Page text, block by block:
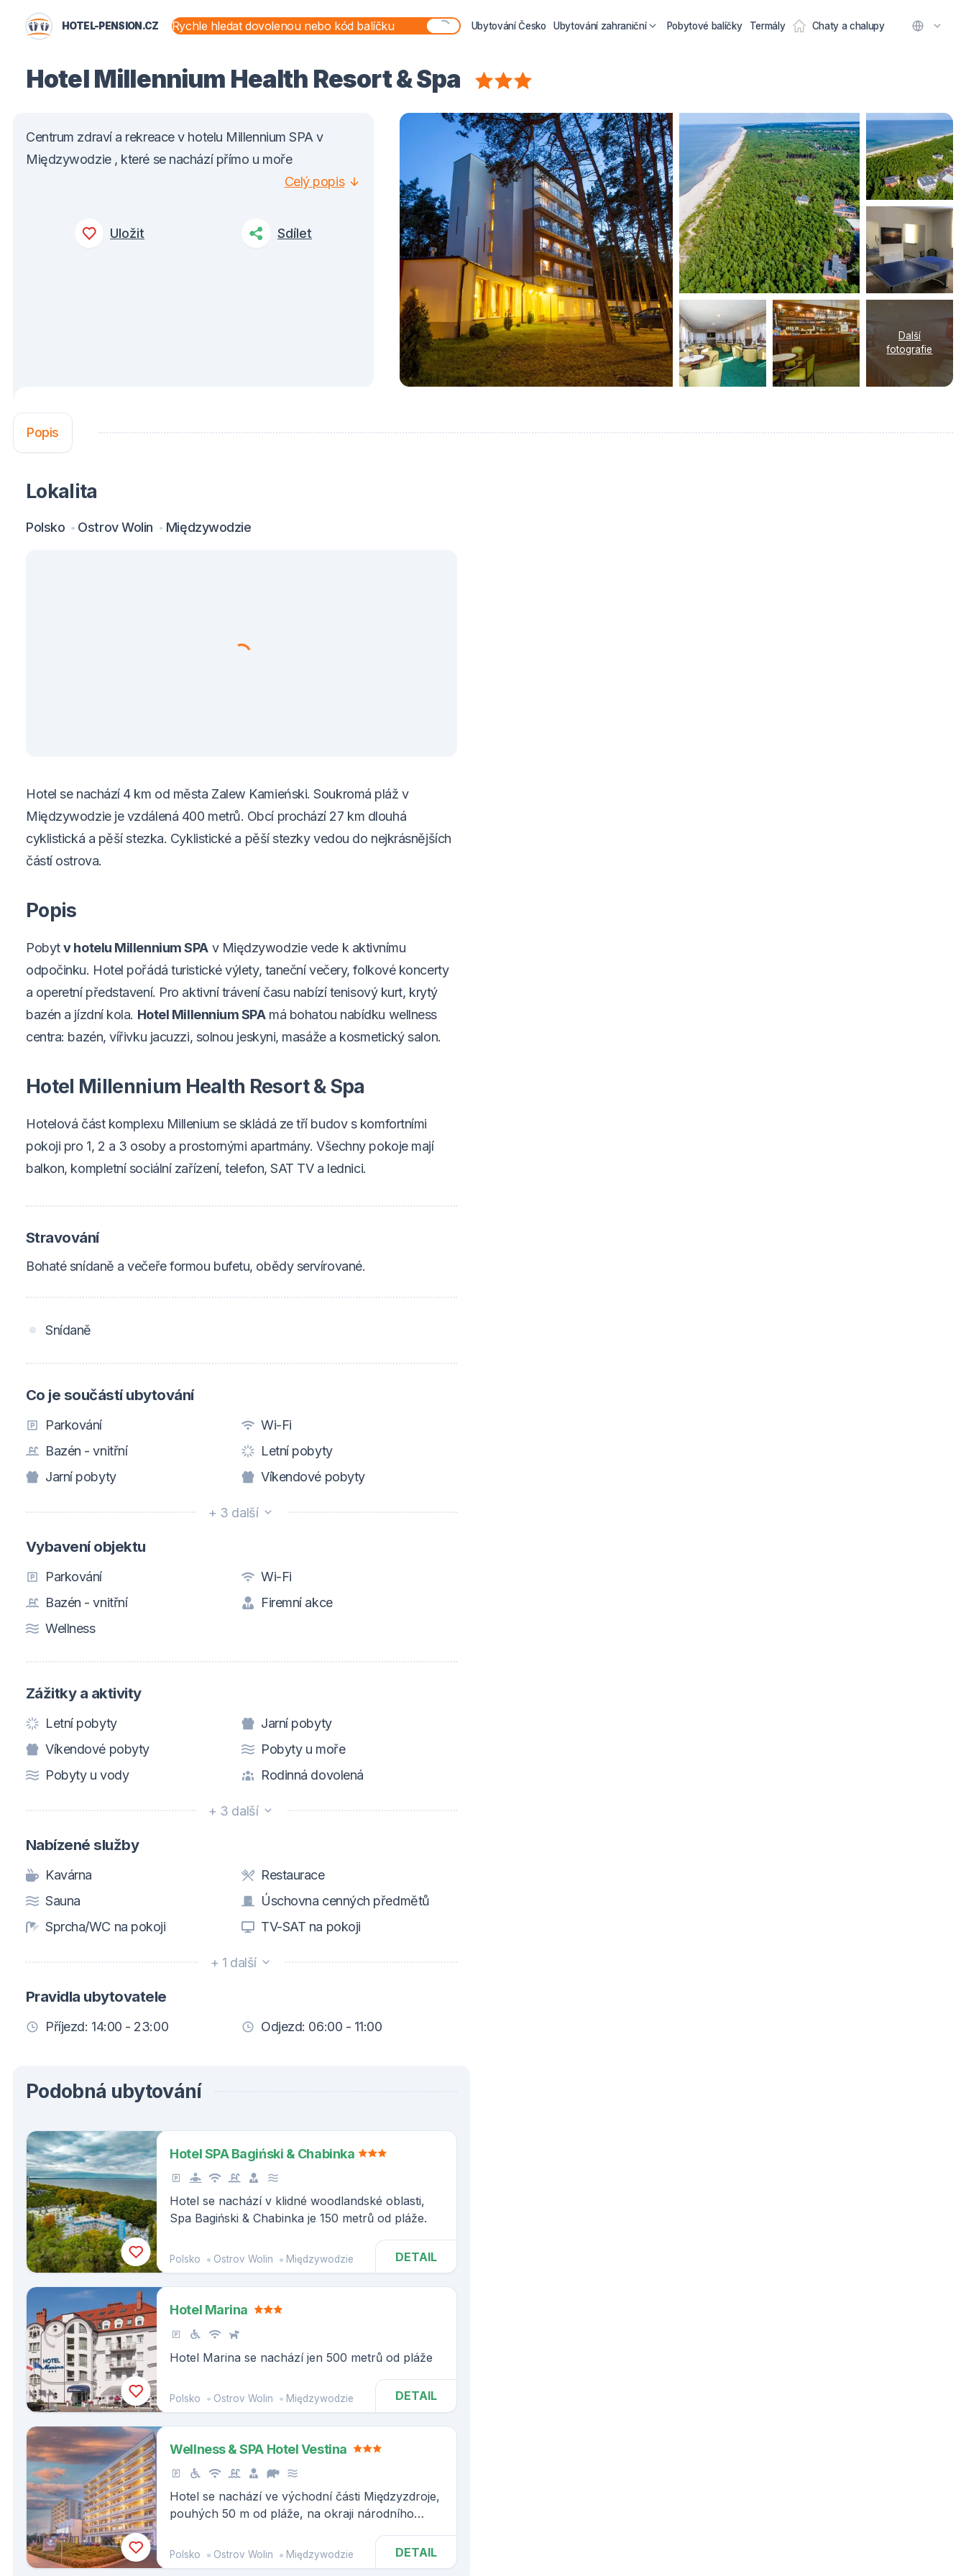
HOTEL-PENSION.CZ Ubytování Česko Ubytování zahraniční Pobytové balíčky Termály Chaty a chalupy
Hotel Millennium Health Resort & Spa
Centrum zdraví a rekreace v hotelu Millennium SPA v
Międzywodzie , které se nachází přímo u moře
Celý popis
Uložit Sdílet
Další
fotografie
Popis
Lokalita
Polsko Ostrov Wolin Międzywodzie
Hotel se nachází 4 km od města Zalew Kamieński. Soukromá pláž v
Międzywodzie je vzdálená 400 metrů. Obcí prochází 27 km dlouhá
cyklistická a pěší stezka. Cyklistické a pěší stezky vedou do nejkrásnějších
částí ostrova.
Popis
Pobytv hotelu Millennium SPAv Międzywodzie vede k aktivnímu
odpočinku. Hotel pořádá turistické výlety, taneční večery, folkové koncerty
a operetní představení. Pro aktivní trávení času nabízí tenisový kurt, krytý
bazén a jízdní kola. Hotel Millennium SPAmá bohatou nabídku wellness
centra: bazén, vířivku jacuzzi, solnou jeskyni, masáže a kosmetický salon.
Hotel Millennium Health Resort & Spa
Hotelová část komplexu Millenium se skládá ze tří budov s komfortními
pokoji pro 1, 2 a 3 osoby a prostornými apartmány. Všechny pokoje mají
balkon, kompletní sociální zařízení, telefon, SAT TV a lednici.
Stravování
Bohaté snídaně a večeře formou bufetu, obědy servírované.
Snídaně
Co je součástí ubytování
Parkování
Wi-Fi
Bazén - vnitřní
Letní pobyty
Jarní pobyty
Víkendové pobyty
+ 3 další
Vybavení objektu
Parkování
Wi-Fi
Bazén - vnitřní
Firemní akce
Wellness
Zážitky a aktivity
Letní pobyty
Jarní pobyty
Víkendové pobyty
Pobyty u moře
Pobyty u vody
Rodinná dovolená
+ 3 další
Nabízené služby
Kavárna
Restaurace
Sauna
Úschovna cenných předmětů
Sprcha/WC na pokoji
TV-SAT na pokoji
+ 1 další
Pravidla ubytovatele
Příjezd: 14:00 - 23:00 Odjezd: 06:00 - 11:00
Podobná ubytování
Hotel SPA Bagiński & Chabinka
Hotel se nachází v klidné woodlandské oblasti,
Spa Bagiński & Chabinka je 150 metrů od pláže.
Polsko Ostrov Wolin Międzywodzie DETAIL
Hotel Marina
Hotel Marina se nachází jen 500 metrů od pláže
Polsko Ostrov Wolin Międzywodzie DETAIL
Wellness & SPA Hotel Vestina
Hotel se nachází ve východní části Międzyzdroje,
pouhých 50 m od pláže, na okraji národního
Polsko Ostrov Wolin Międzywodzie DETAIL